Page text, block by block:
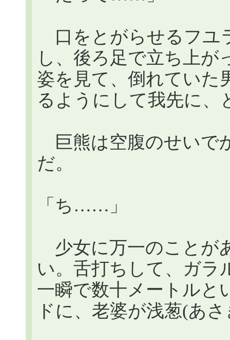
口をとがらせるフユ
し、後ろ足で立ち上が
姿を見て、倒れていた
るようにして我先に、
巨熊は空腹のせいで
だ。
「ち……」
少女に万一のことが
い。舌打ちして、ガラ
一瞬で数十メートルと
ドに、老婆が浅葱(あ